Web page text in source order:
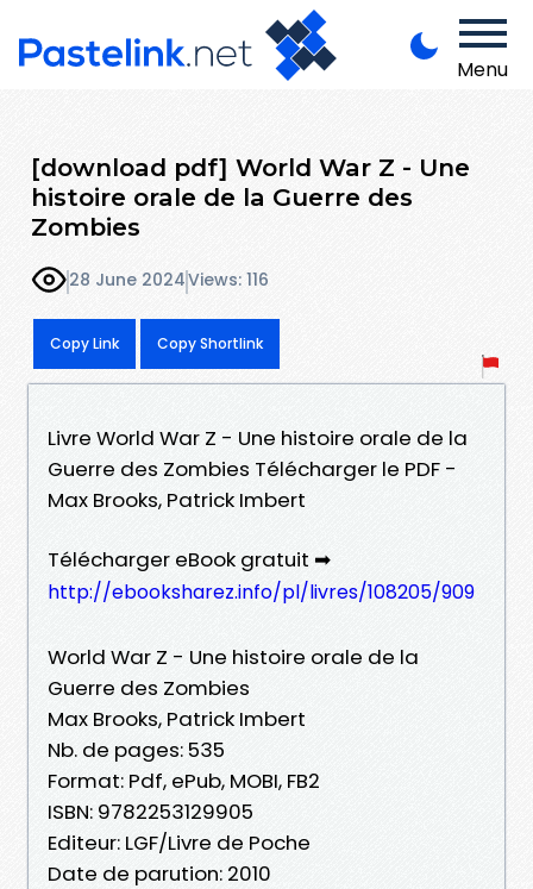
Menu
[download pdf] World War Z - Une
histoire orale de la Guerre des
Zombies
28 June 2024Views: 116
Copy Link Copy Shortlink
Livre World War Z - Une histoire orale de la
Guerre des Zombies Télécharger le PDF -
Max Brooks, Patrick Imbert
Télécharger eBook gratuit ➡
http://ebooksharez.info/pl/livres/108205/909
World War Z - Une histoire orale de la
Guerre des Zombies
Max Brooks, Patrick Imbert
Nb. de pages: 535
Format: Pdf, ePub, MOBI, FB2
ISBN: 9782253129905
Editeur: LGF/Livre de Poche
Date de parution: 2010